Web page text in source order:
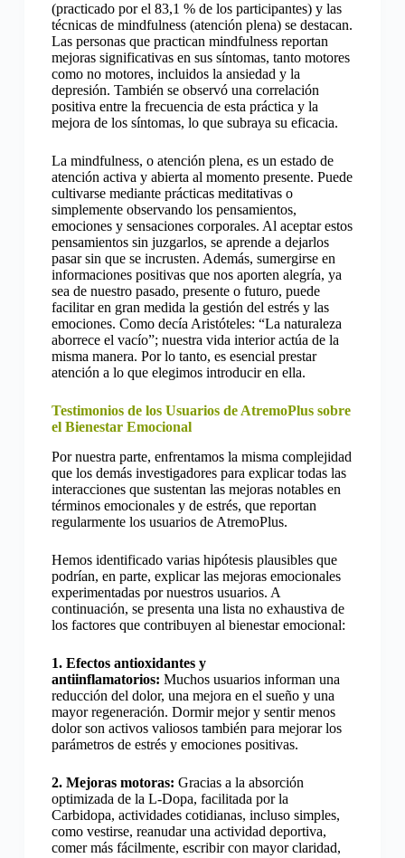
(practicado por el 83,1 % de los participantes) y las
técnicas de mindfulness (atención plena) se destacan.
Las personas que practican mindfulness reportan
mejoras significativas en sus síntomas, tanto motores
como no motores, incluidos la ansiedad y la
depresión. También se observó una correlación
positiva entre la frecuencia de esta práctica y la
mejora de los síntomas, lo que subraya su eficacia.
La mindfulness, o atención plena, es un estado de
atención activa y abierta al momento presente. Puede
cultivarse mediante prácticas meditativas o
simplemente observando los pensamientos,
emociones y sensaciones corporales. Al aceptar estos
pensamientos sin juzgarlos, se aprende a dejarlos
pasar sin que se incrusten. Además, sumergirse en
informaciones positivas que nos aporten alegría, ya
sea de nuestro pasado, presente o futuro, puede
facilitar en gran medida la gestión del estrés y las
emociones. Como decía Aristóteles: “La naturaleza
aborrece el vacío”; nuestra vida interior actúa de la
misma manera. Por lo tanto, es esencial prestar
atención a lo que elegimos introducir en ella.
Testimonios de los Usuarios de AtremoPlus sobre
el Bienestar Emocional
Por nuestra parte, enfrentamos la misma complejidad
que los demás investigadores para explicar todas las
interacciones que sustentan las mejoras notables en
términos emocionales y de estrés, que reportan
regularmente los usuarios de AtremoPlus.
Hemos identificado varias hipótesis plausibles que
podrían, en parte, explicar las mejoras emocionales
experimentadas por nuestros usuarios. A
continuación, se presenta una lista no exhaustiva de
los factores que contribuyen al bienestar emocional:
1. Efectos antioxidantes y
antiinflamatorios: Muchos usuarios informan una
reducción del dolor, una mejora en el sueño y una
mayor regeneración. Dormir mejor y sentir menos
dolor son activos valiosos también para mejorar los
parámetros de estrés y emociones positivas.
2. Mejoras motoras: Gracias a la absorción
optimizada de la L-Dopa, facilitada por la
Carbidopa, actividades cotidianas, incluso simples,
como vestirse, reanudar una actividad deportiva,
comer más fácilmente, escribir con mayor claridad,